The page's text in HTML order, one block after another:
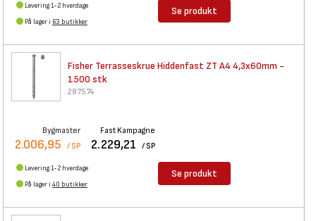
Levering 1-2 hverdage
På lager i 63 butikker
Se produkt
Fisher Terrasseskrue Hiddenfast ZT A4 4,3x60mm -
1500 stk
287574
Bygmaster
2.006,95 / SP
Fast Kampagne
2.229,21 / SP
Levering 1-2 hverdage
På lager i 40 butikker
Se produkt